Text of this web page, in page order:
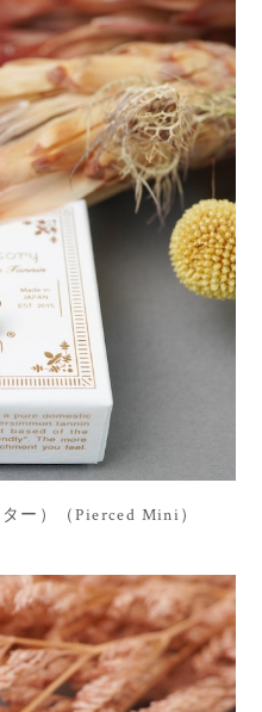
ー）（Pierced Mini）